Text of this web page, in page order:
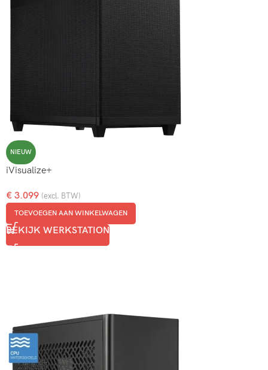
NIEUW
iVisualize+
€ 3.099 (excl. BTW)
TOEVOEGEN AAN WINKELWAGEN
BEKIJK WERKSTATION